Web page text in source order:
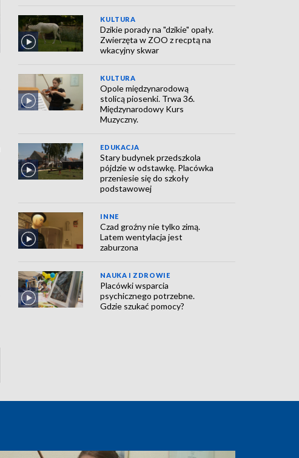
KULTURA
Dzikie porady na "dzikie" opały.
Zwierzęta w ZOO z recptą na
wkacyjny skwar
KULTURA
Opole międzynarodową
stolicą piosenki. Trwa 36.
Międzynarodowy Kurs
Muzyczny.
EDUKACJA
Stary budynek przedszkola
pójdzie w odstawkę. Placówka
przeniesie się do szkoły
podstawowej
INNE
Czad groźny nie tylko zimą.
Latem wentylacja jest
zaburzona
NAUKA I ZDROWIE
Placówki wsparcia
psychicznego potrzebne.
Gdzie szukać pomocy?